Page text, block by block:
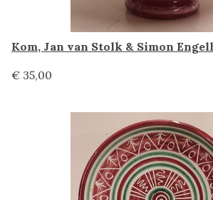
Kom, Jan van Stolk & Simon
€ 35,00